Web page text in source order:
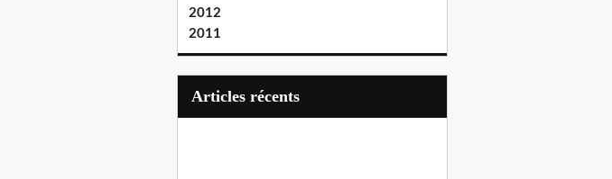
2012
2011
articles récents